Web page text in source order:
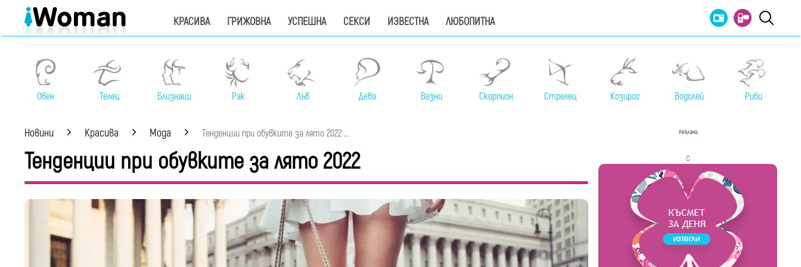
КРАСИВА ГРИЖОВНА УСПЕШНА СЕКСИ ИЗВЕСТНА ЛЮБОПИТНА
Овен Телец Близнаци Рак Лъв Дева Везни Скорпион Стрелец Козирог Водолей Риби
Новини Красива Мода Тенденции при обувките за лято 2022 ...
Тенденции при обувките за лято 2022
Реклама
с